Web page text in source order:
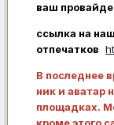
ваш
ссылка на
отпечатков
В последнее
ник и аватар
площадках.